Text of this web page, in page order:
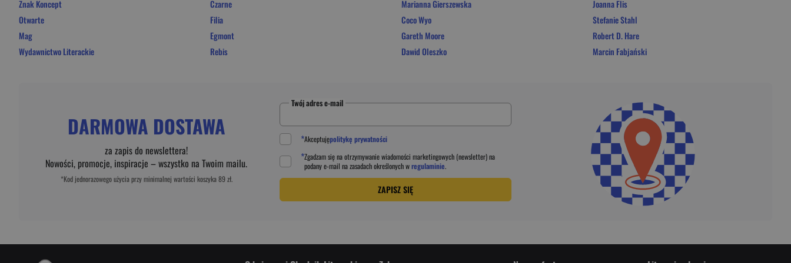
Znak Koncept
Otwarte
Mag
Wydawnictwo Literackie
Czarne
Filia
Egmont
Rebis
Marianna Gierszewska
Coco Wyo
Gareth Moore
Dawid Oleszko
Joanna Flis
Stefanie Stahl
Robert D. Hare
Marcin Fabjański
DARMOWA DOSTAWA
za zapis do newslettera!
Nowości, promocje, inspiracje – wszystko na Twoim mailu.
*Kod jednorazowego użycia przy minimalnej wartości koszyka 89 zł.
Twój adres e-mail
*Akceptujępolitykę prywatności
*Zgadzam się na otrzymywanie wiadomości marketingowych (newsletter) na
podanye-mail na zasadach określonych wregulaminie.
ZAPISZ SIĘ